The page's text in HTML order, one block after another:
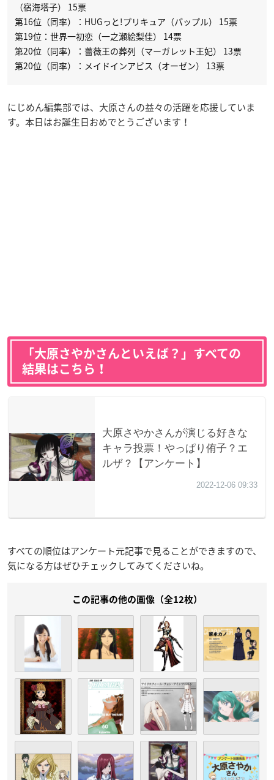
（宿海塔子） 15票
第16位（同率）：HUGっと!プリキュア（パップル） 15票
第19位：世界一初恋（一之瀬絵梨佳） 14票
第20位（同率）：薔薇王の葬列（マーガレット王妃） 13票
第20位（同率）：メイドインアビス（オーゼン） 13票
にじめん編集部では、大原さんの益々の活躍を応援していま
す。本日はお誕生日おめでとうございます！
「大原さやかさんといえば？」すべての
結果はこちら！
すべての順位はアンケート元記事で見ることができますので、
気になる方はぜひチェックしてみてくださいね。
この記事の他の画像（全12枚）